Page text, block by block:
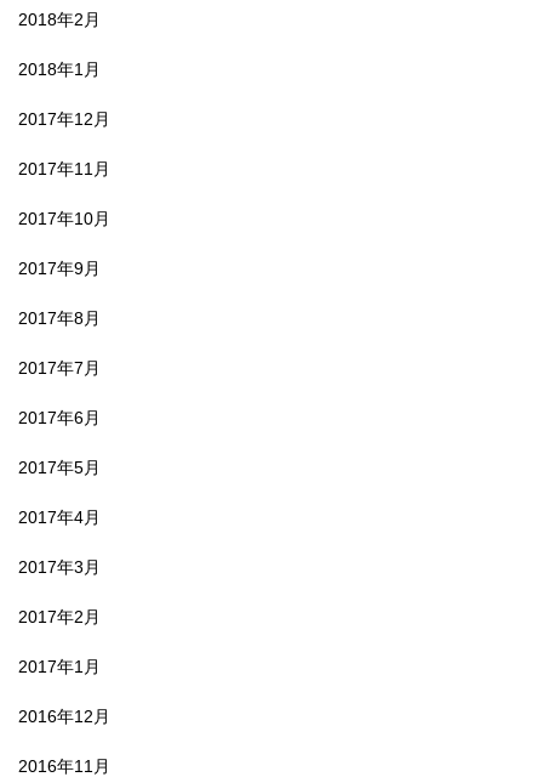
2018年2月
2018年1月
2017年12月
2017年11月
2017年10月
2017年9月
2017年8月
2017年7月
2017年6月
2017年5月
2017年4月
2017年3月
2017年2月
2017年1月
2016年12月
2016年11月